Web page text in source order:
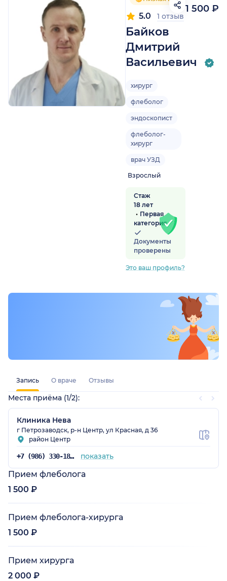
Байков
Дмитрий
Васильевич
5.0 1 отзыв
хирург
флеболог
эндоскопист
флеболог-
хирург
врач УЗД
Взрослый
Стаж
18 лет
Первая
категория
Документы
проверены
Это ваш профиль?
1 500 ₽
Запись О враче Отзывы
Места приёма (1/2):
Клиника Нева
г Петрозаводск, р-н Центр, ул Красная, д 36
район Центр
+7 (986) 330-18-72 показать
Прием флеболога
1 500 ₽
Прием флеболога-хирурга
1 500 ₽
Прием хирурга
2 000 ₽